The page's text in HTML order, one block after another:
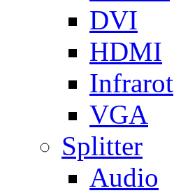
DVI
HDMI
Infrarot
VGA
Splitter
Audio